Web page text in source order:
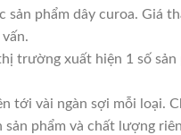
sản phẩm dây curoa. Giá
trường xuất hiện 1 số
vài ngàn sợi mỗi loại.
phẩm và chất lượng